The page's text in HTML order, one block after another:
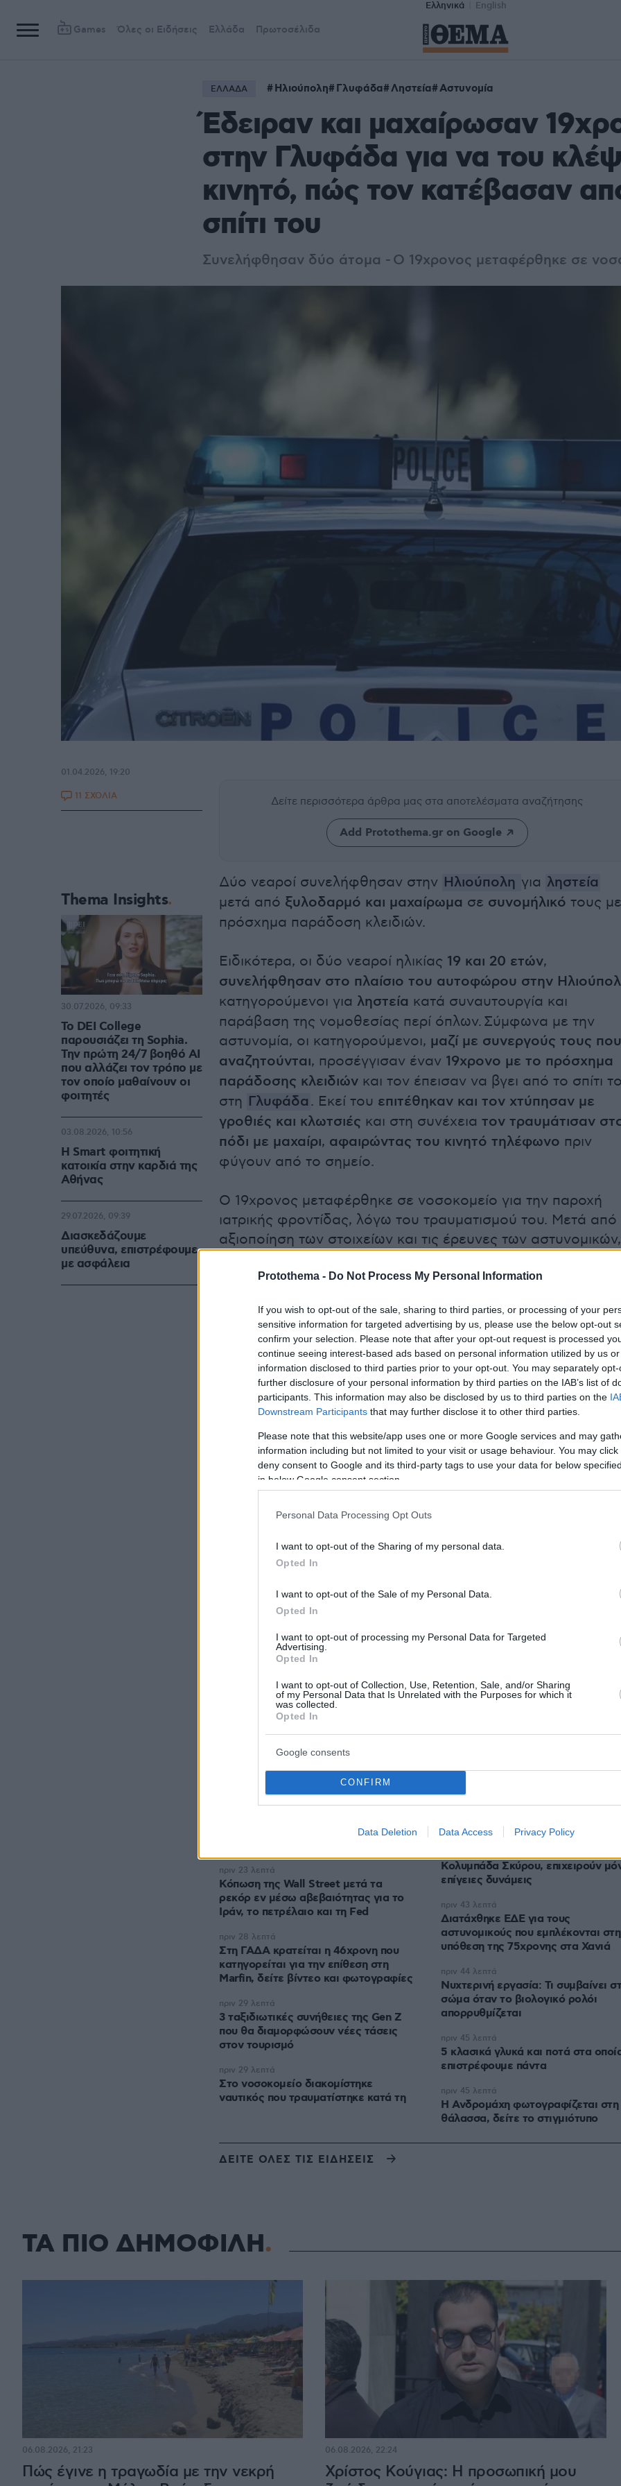
Protothema - Do Not Process My Personal Information
If you wish to opt-out of the sale, sharing to third parties, or processing of your
sensitive information for targeted advertising by us, please use the below opt-out
confirm your selection. Please note that after your opt-out request is processed
continue seeing interest-based ads based on personal information utilized by us
information disclosed to third parties prior to your opt-out. You may separately
further disclosure of your personal information by third parties on the IAB’s list of
participants. This information may also be disclosed by us to third parties on the
Downstream Participants that may further disclose it to other third parties.
Please note that this website/app uses one or more Google services and may
information including but not limited to your visit or usage behaviour. You may
deny consent to Google and its third-party tags to use your data for below
in below Google consent section.
Personal Data Processing Opt Outs
I want to opt-out of the Sharing of my personal data.
Opted In
I want to opt-out of the Sale of my Personal Data.
Opted In
I want to opt-out of processing my Personal Data for Targeted
Advertising.
Opted In
I want to opt-out of Collection, Use, Retention, Sale, and/or Sharing
of my Personal Data that Is Unrelated with the Purposes for which it
was collected.
Opted In
Google consents
CONFIRM
Data Deletion Data Access Privacy Policy
Ελληνικά English
Games Όλες οι Ειδήσεις Ελλάδα Πρωτοσέλιδα
ΕΛΛΑΔΑ Ηλιούπολη Γλυφάδα Ληστεία Αστυνομία
Έδειραν και μαχαίρωσαν
στην Γλυφάδα για να του
κινητό, πώς τον κατέβασαν
σπίτι του
Συνελήφθησαν δύο άτομα - Ο 19χρονος μεταφέρθηκε σε
Δείτε περισσότερα άρθρα μας στα αποτελέσματα αναζήτησης
Add Protothema.gr on Google
Δύο νεαροί συνελήφθησαν στην Ηλιούπολη για ληστεία
μετά από ξυλοδαρμό και μαχαίρωμα σε συνομήλικό τους με
πρόσχημα παράδοση κλειδιών.
Ειδικότερα, οι δύο νεαροί ηλικίας 19 και 20 ετών,
συνελήφθησαν στο πλαίσιο του αυτοφώρου στην
κατηγορούμενοι για ληστεία κατά συναυτουργία και
παράβαση της νομοθεσίας περί όπλων. Σύμφωνα με την
αστυνομία, οι κατηγορούμενοι, μαζί με συνεργούς τους που
αναζητούνται, προσέγγισαν έναν 19χρονο με το πρόσχημα
παράδοσης κλειδιών και τον έπεισαν να βγει από το σπίτι
στη Γλυφάδα . Εκεί του επιτέθηκαν και τον χτύπησαν με
γροθιές και κλωτσιές και στη συνέχεια τον τραυμάτισαν
πόδι με μαχαίρι, αφαιρώντας του κινητό τηλέφωνο πριν
φύγουν από το σημείο.
Ο 19χρονος μεταφέρθηκε σε νοσοκομείο για την παροχή
ιατρικής φροντίδας, λόγω του τραυματισμού του. Μετά από
αξιοποίηση των στοιχείων και τις έρευνες των αστυνομικών,
της Ηλιούπολης, όπου και συνελήφθησαν.
Οι συλληφθέντες οδηγήθηκαν στον αρμόδιο Εισαγγελέα,
ενώ συνεχίζονται οι έρευνες για τον εντοπισμό των
συνεργών τους.
01.04.2026, 19:20
11 ΣΧΟΛΙΑ
Thema Insights
Το DEI College
παρουσιάζει τη Sophia.
Την πρώτη 24/7 βοηθό AI
που αλλάζει τον τρόπο με
τον οποίο μαθαίνουν οι
φοιτητές
30.07.2026, 09:33
Η Smart φοιτητική
κατοικία στην καρδιά της
Αθήνας
03.08.2026, 10:56
Διασκεδάζουμε
υπεύθυνα, επιστρέφουμε
με ασφάλεια
29.07.2026, 09:39
τις ειδήσεις
που συμβαίνουν, στοProtothema.gr
ΡΟΗ ΕΙΔΗΣΕΩΝ ΕιδήσειςΔημοφιλή
Πώς θα βοηθήσετε τη γάτα σας να
Κόπωση της Wall Street μετά τα
ρεκόρ εν μέσω αβεβαιότητας για το
Ιράν, το πετρέλαιο και τη Fed
πριν 23 λεπτά
Στη ΓΑΔΑ κρατείται η 46χρονη που
κατηγορείται για την επίθεση στη
Marfin, δείτε βίντεο και φωτογραφίες
πριν 28 λεπτά
3 ταξιδιωτικές συνήθειες της Gen Z
που θα διαμορφώσουν νέες τάσεις
στον τουρισμό
πριν 29 λεπτά
Στο νοσοκομείο διακομίστηκε
ναυτικός που τραυματίστηκε κατά τη
Ρόδου
πριν 29 λεπτά
Κολυμπάδα Σκύρου, επιχειρούν
επίγειες δυνάμεις
πριν 34 λεπτά
Διατάχθηκε ΕΔΕ για τους
αστυνομικούς που εμπλέκονται
υπόθεση της 75χρονης στα Χανιά
πριν 43 λεπτά
Νυχτερινή εργασία: Τι συμβαίνει
σώμα όταν το βιολογικό ρολόι
απορρυθμίζεται
πριν 44 λεπτά
5 κλασικά γλυκά και ποτά στα
επιστρέφουμε πάντα
πριν 45 λεπτά
Η Ανδρομάχη φωτογραφίζεται στη
θάλασσα, δείτε το στιγμιότυπο
πριν 45 λεπτά
ΔΕΙΤΕ ΟΛΕΣ ΤΙΣ ΕΙΔΗΣΕΙΣ
ΤΑ ΠΙΟ ΔΗΜΟΦΙΛΗ
Πώς έγινε η τραγωδία με την νεκρή
06.08.2026, 21:23
Χρίστος Κούγιας: Η προσωπική μου
06.08.2026, 22:24